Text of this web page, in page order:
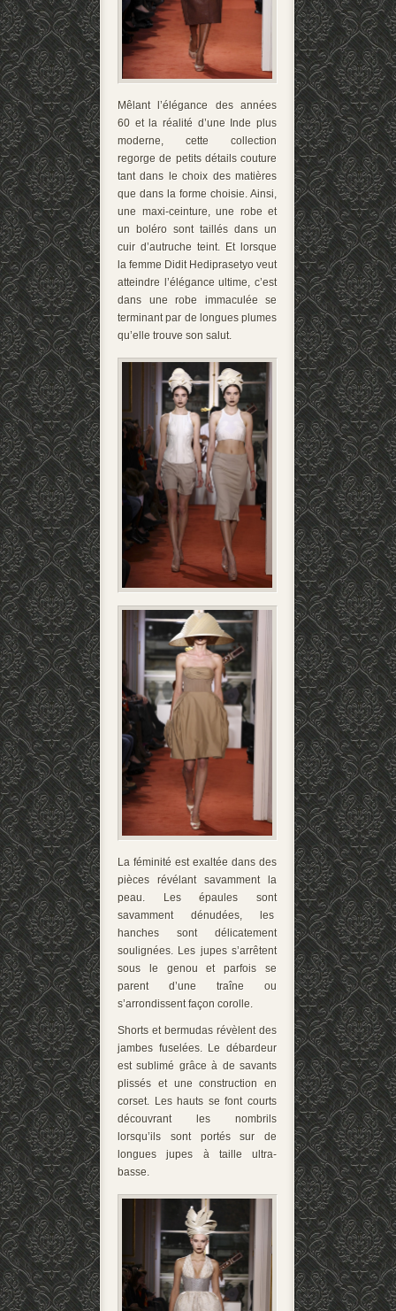
Mêlant l’élégance des années
60 et la réalité d’une Inde plus
moderne, cette collection
regorge de petits détails couture
tant dans le choix des matières
que dans la forme choisie. Ainsi,
une maxi-ceinture, une robe et
un boléro sont taillés dans un
cuir d’autruche teint. Et lorsque
la femme Didit Hediprasetyo veut
atteindre l’élégance ultime, c’est
dans une robe immaculée se
terminant par de longues plumes
qu’elle trouve son salut.
La féminité est exaltée dans des
pièces révélant savamment la
peau. Les épaules sont
savamment dénudées, les
hanches sont délicatement
soulignées. Les jupes s’arrêtent
sous le genou et parfois se
parent d’une traîne ou
s’arrondissent façon corolle.
Shorts et bermudas révèlent des
jambes fuselées. Le débardeur
est sublimé grâce à de savants
plissés et une construction en
corset. Les hauts se font courts
découvrant les nombrils
lorsqu’ils sont portés sur de
longues jupes à taille ultra-
basse.